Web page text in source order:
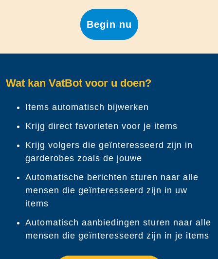
Begin nu
Wat kan VatBot voor u doen?
Items automatisch bijwerken
Krijg direct favorieten voor je items
Krijg volgers die geïnteresseerd zijn in
garderobes zoals de jouwe
Automatische berichten sturen naar alle
mensen die geïnteresseerd zijn in uw
items
Automatisch aanbiedingen sturen naar alle
mensen die geïnteresseerd zijn in je items